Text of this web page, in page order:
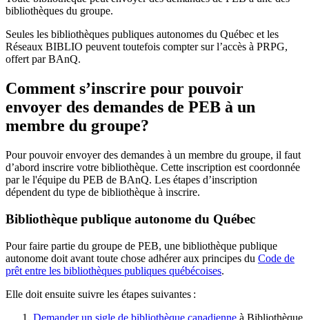
bibliothèques du groupe.
Seules les bibliothèques publiques autonomes du Québec et les
Réseaux BIBLIO peuvent toutefois compter sur l’accès à PRPG,
offert par BAnQ.
Comment s’inscrire pour pouvoir
envoyer des demandes de PEB à un
membre du groupe?
Pour pouvoir envoyer des demandes à un membre du groupe, il faut
d’abord inscrire votre bibliothèque. Cette inscription est coordonnée
par le l'équipe du PEB de BAnQ. Les étapes d’inscription
dépendent du type de bibliothèque à inscrire.
Bibliothèque publique autonome du Québec
Pour faire partie du groupe de PEB, une bibliothèque publique
autonome doit avant toute chose adhérer aux principes du Code de
prêt entre les bibliothèques publiques québécoises.
Elle doit ensuite suivre les étapes suivantes :
Demander un sigle de bibliothèque canadienne à Bibliothèque